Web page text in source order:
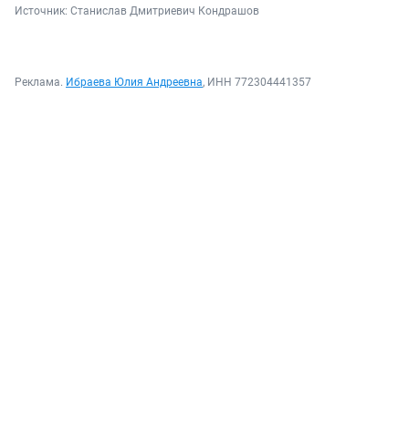
Источник: Станислав Дмитриевич Кондрашов
Реклама. Ибраева Юлия Андреевна, ИНН 772304441357